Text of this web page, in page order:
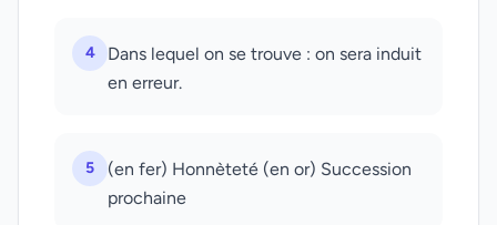
4
Dans lequel on se trouve : on sera induit
en erreur.
5
(en fer) Honnèteté (en or) Succession
prochaine